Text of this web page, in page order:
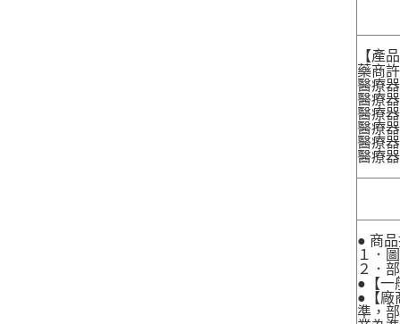
【產
藥商
醫療
醫療
醫療
醫療
醫療
醫療
● 商
１．
２．
●【一
●【廠
準，